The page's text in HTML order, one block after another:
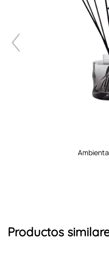
ambientadores hogar
Productos